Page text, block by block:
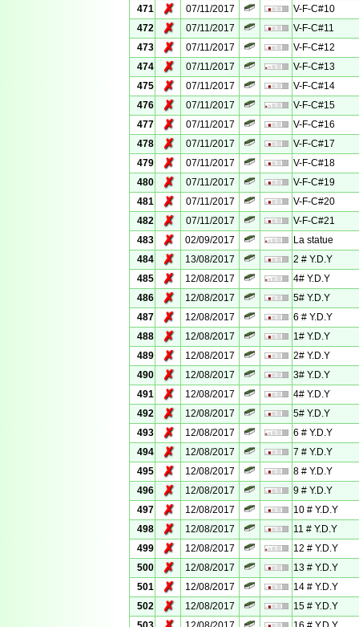
471
✗ 07/11/2017
V-F-C#10
472
✗ 07/11/2017
V-F-C#11
473
✗ 07/11/2017
V-F-C#12
474
✗ 07/11/2017
V-F-C#13
475
✗ 07/11/2017
V-F-C#14
476
✗ 07/11/2017
V-F-C#15
477
✗ 07/11/2017
V-F-C#16
478
✗ 07/11/2017
V-F-C#17
479
✗ 07/11/2017
V-F-C#18
480
✗ 07/11/2017
V-F-C#19
481
✗ 07/11/2017
V-F-C#20
482
✗ 07/11/2017
V-F-C#21
483
✗ 02/09/2017
La statue
484
✗ 13/08/2017
2 # Y.D.Y
485
✗ 12/08/2017
4# Y.D.Y
486
✗ 12/08/2017
5# Y.D.Y
487
✗ 12/08/2017
6 # Y.D.Y
488
✗ 12/08/2017
1# Y.D.Y
489
✗ 12/08/2017
2# Y.D.Y
490
✗ 12/08/2017
3# Y.D.Y
491
✗ 12/08/2017
4# Y.D.Y
492
✗ 12/08/2017
5# Y.D.Y
493
✗ 12/08/2017
6 # Y.D.Y
494
✗ 12/08/2017
7 # Y.D.Y
495
✗ 12/08/2017
8 # Y.D.Y
496
✗ 12/08/2017
9 # Y.D.Y
497
✗ 12/08/2017
10 # Y.D.Y
498
✗ 12/08/2017
11 # Y.D.Y
499
✗ 12/08/2017
12 # Y.D.Y
500
✗ 12/08/2017
13 # Y.D.Y
501
✗ 12/08/2017
14 # Y.D.Y
502
✗ 12/08/2017
15 # Y.D.Y